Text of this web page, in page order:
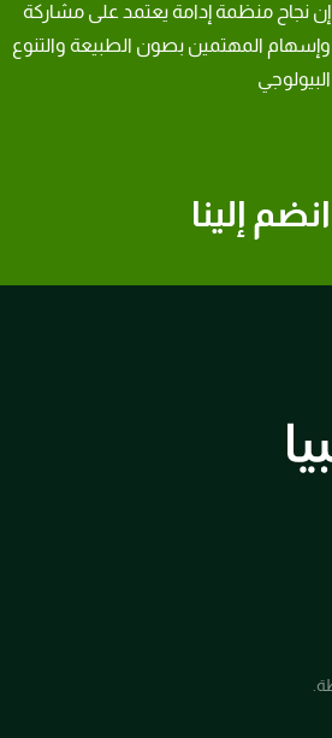
انضم إلينا
إن نجاح منظمة إدامة يعتمد على مشاركة
وإسهام المهتمين بصون الطبيعة والتنوع
البيولوجي